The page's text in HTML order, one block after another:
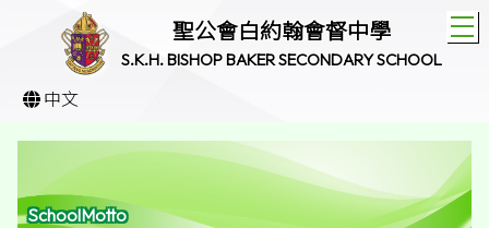
聖公會白約翰會督中學
S.K.H. BISHOP BAKER SECONDARY SCHOOL
中文
SchoolMotto